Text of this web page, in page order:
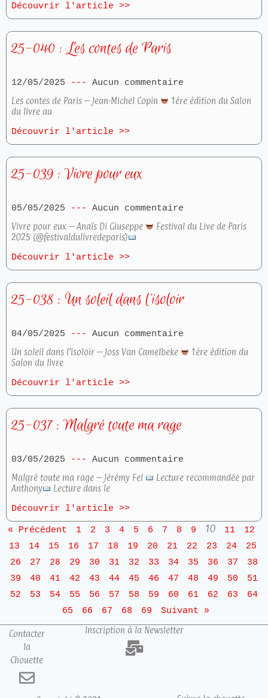
Découvrir l'article >>
25-040 : Les contes de Paris
12/05/2025
Aucun commentaire
Les contes de Paris – Jean-Michel Copin
1ére édition du Salon
du livre au
Découvrir l'article >>
25-039 : Vivre pour eux
05/05/2025
Aucun commentaire
Vivre pour eux – Anaïs Di Giuseppe
Festival du Live de Paris
2025 (@festivaldulivredeparis)
Découvrir l'article >>
25-038 : Un soleil dans l’isoloir
04/05/2025
Aucun commentaire
Un soleil dans l’isoloir – Joss Van Camelbeke
1ére édition du
Salon du livre
Découvrir l'article >>
25-037 : Malgré toute ma rage
03/05/2025
Aucun commentaire
Malgré toute ma rage – Jérémy Fel
Lecture recommandée par
Anthony
Lecture dans le
Découvrir l'article >>
« Précédent 1 2 3 4 5 6 7 8 9 10 11
12
13
14 15 16 17 18 19 20 21 22 23 24
25
26
27 28 29 30 31 32 33 34 35 36 37
38
39
40 41 42 43 44 45 46 47 48 49 50
51
52
53 54 55 56 57 58 59 60 61 62 63
64
65
66 67 68 69 Suivant »
Contacter
la
Chouette
Inscription à la Newsletter